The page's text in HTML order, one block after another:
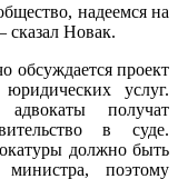
надеемся на
сказал Новак.
обсуждается проект
услуг.
получат
в суде.
должно быть
министра, поэтому